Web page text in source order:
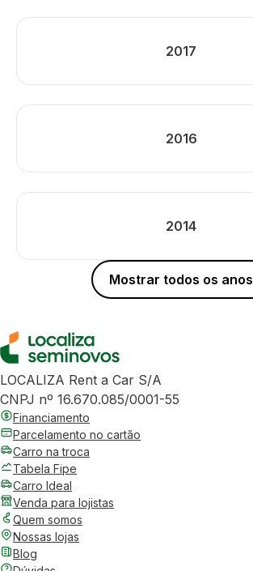
2017
2016
2014
Mostrar todos os anos
LOCALIZA Rent a Car S/A
CNPJ nº 16.670.085/0001-55
Financiamento
Parcelamento no cartão
Carro na troca
Tabela Fipe
Carro Ideal
Venda para lojistas
Quem somos
Nossas lojas
Blog